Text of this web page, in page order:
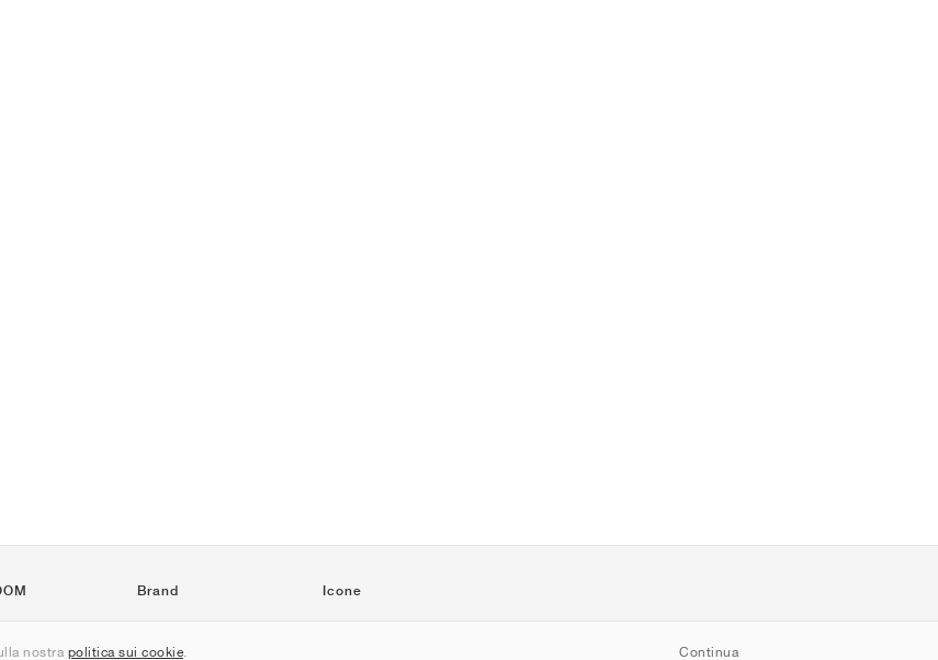
nostra politica sui cookie Continua
Brand
Jordan
Icone